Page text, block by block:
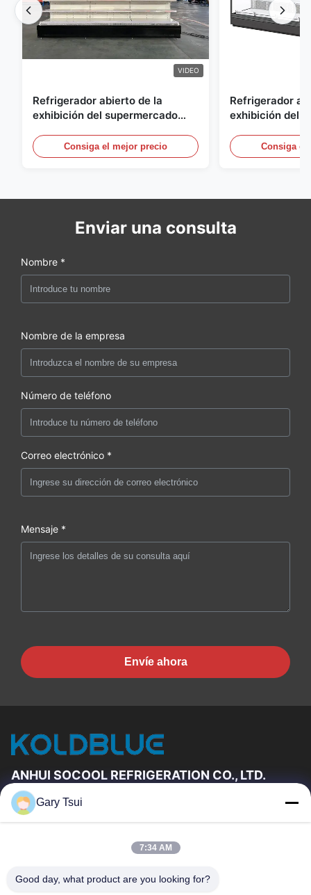
VIDEO
Refrigerador abierto de la
exhibición del supermercado
iluminación del LED
Consiga el mejor precio
Refrigerador
exhibición del
aire abierto
Consiga el
Enviar una consulta
Nombre *
Nombre de la empresa
Número de teléfono
Correo electrónico *
Mensaje *
Envíe ahora
ANHUI SOCOOL REFRIGERATION CO., LTD.
Vínculos Rápidos
Sobre Nosotros
Viaje De La Fábrica
Control De Calidad
Gary Tsui
7:34 AM
Good day, what product are you looking for?